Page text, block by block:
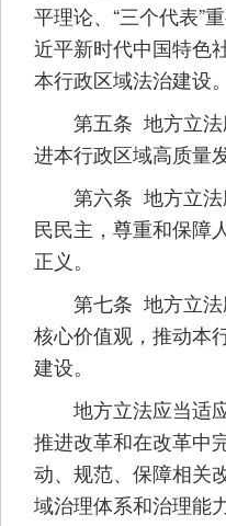
平理论、“三个代表”
近平新时代中国特色
本行政区域法治建设。
第五条 地方立法
进本行政区域高质量
第六条 地方立法
民民主，尊重和保障
正义。
第七条 地方立法
核心价值观，推动本
建设。
地方立法应当适应
推进改革和在改革中
动、规范、保障相关
域治理体系和治理能